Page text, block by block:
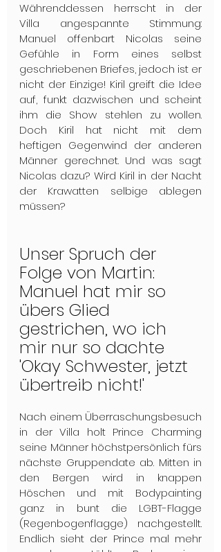
Währenddessen herrscht in der
Villa angespannte Stimmung:
Manuel offenbart Nicolas seine
Gefühle in Form eines selbst
geschriebenen Briefes, jedoch ist er
nicht der Einzige! Kiril greift die Idee
auf, funkt dazwischen und scheint
ihm die Show stehlen zu wollen.
Doch Kiril hat nicht mit dem
heftigen Gegenwind der anderen
Männer gerechnet. Und was sagt
Nicolas dazu? Wird Kiril in der Nacht
der Krawatten selbige ablegen
müssen?
Unser Spruch der
Folge von Martin:
Manuel hat mir so
übers Glied
gestrichen, wo ich
mir nur so dachte
'Okay Schwester, jetzt
übertreib nicht!'
Nach einem Überraschungsbesuch
in der Villa holt Prince Charming
seine Männer höchstpersönlich fürs
nächste Gruppendate ab. Mitten in
den Bergen wird in knappen
Höschen und mit Bodypainting
ganz in bunt die LGBT-Flagge
(Regenbogenflagge) nachgestellt.
Endlich sieht der Prince mal mehr